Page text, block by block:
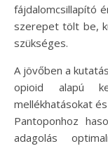
fájdalomcsillapító
szerepet tölt be,
szükséges.
A jövőben a
opioid alapú
mellékhatásokat
Pantoponhoz
adagolás